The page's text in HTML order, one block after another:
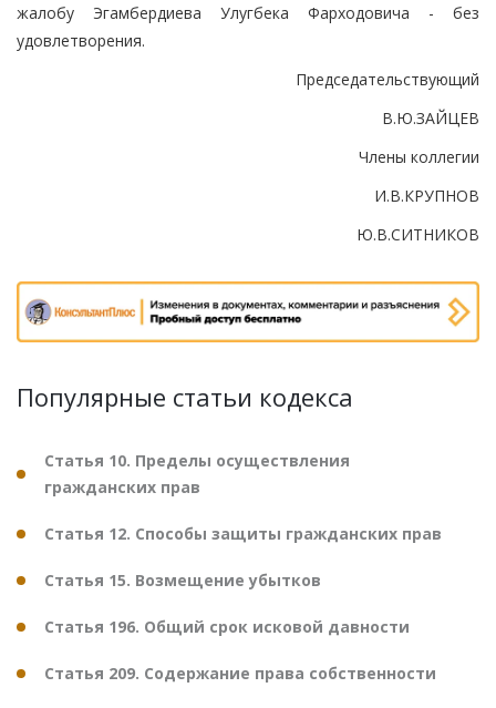
жалобу Эгамбердиева Улугбека Фарходовича - без
удовлетворения.
Председательствующий
В.Ю.ЗАЙЦЕВ
Члены коллегии
И.В.КРУПНОВ
Ю.В.СИТНИКОВ
Популярные статьи кодекса
Статья 10. Пределы осуществления
гражданских прав
Статья 12. Способы защиты гражданских прав
Статья 15. Возмещение убытков
Статья 196. Общий срок исковой давности
Статья 209. Содержание права собственности